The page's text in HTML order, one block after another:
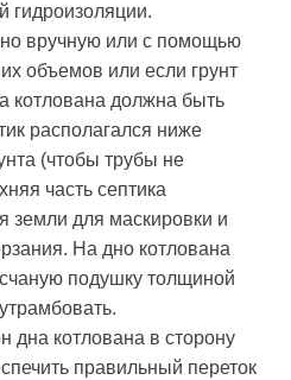
гидроизоляции.
вручную или с помощью
объемов или если грунт
котлована должна быть
располагался ниже
(чтобы трубы не
часть септика
земли для маскировки и
На дно котлована
подушку толщиной
дна котлована в сторону
правильный переток